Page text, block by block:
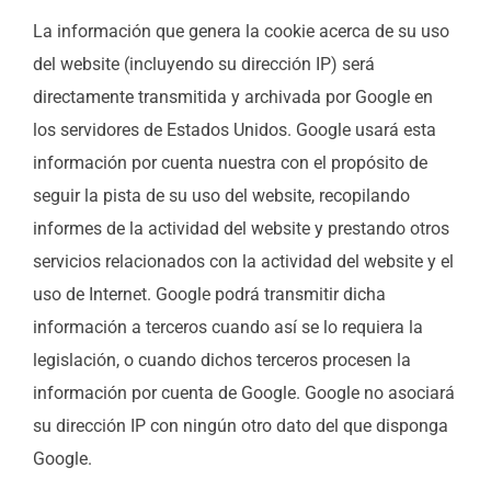
La información que genera la cookie acerca de su uso
del website (incluyendo su dirección IP) será
directamente transmitida y archivada por Google en
los servidores de Estados Unidos. Google usará esta
información por cuenta nuestra con el propósito de
seguir la pista de su uso del website, recopilando
informes de la actividad del website y prestando otros
servicios relacionados con la actividad del website y el
uso de Internet. Google podrá transmitir dicha
información a terceros cuando así se lo requiera la
legislación, o cuando dichos terceros procesen la
información por cuenta de Google. Google no asociará
su dirección IP con ningún otro dato del que disponga
Google.